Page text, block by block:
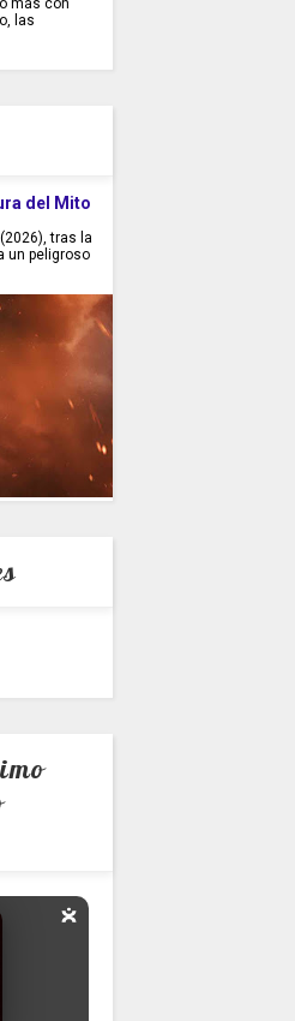
más con
las
del Mito
tras la
un peligroso